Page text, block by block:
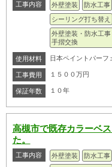
工事内容 外壁塗装
防水工事
シーリング打ち替え
外壁塗装・防水工
手摺交換
使用材料 日本ペイントパーフ
工事費用 １５００万円
保証年数 １０年
高槻市で既存カラーベ
た。
工事内容 外壁塗装
防水工事